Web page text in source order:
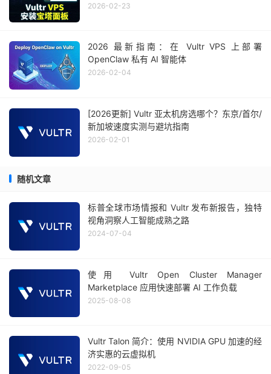
2026-02-23
2026 最新指南：在 Vultr VPS 上部署
OpenClaw 私有 AI 智能体
2026-02-04
[2026更新] Vultr 亚太机房选哪个？东京/首尔/
新加坡速度实测与避坑指南
2026-02-01
随机文章
标普全球市场情报和 Vultr 发布新报告，独特
视角洞察人工智能成熟之路
2024-07-04
使用 Vultr Open Cluster Manager
Marketplace 应用快速部署 AI 工作负载
2025-08-08
Vultr Talon 简介：使用 NVIDIA GPU 加速的经
济实惠的云虚拟机
2022-09-05